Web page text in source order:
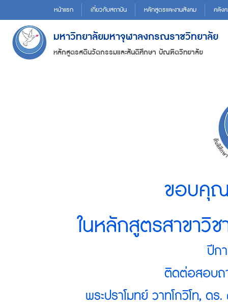
หน้าแรก เกี่ยวกับสถาบัน หลักสูตรและงานสังคม คลัง
มหาวิทยาลัยมหาจุฬาลงกรณราชวิทยาลัย
หลักสูตรสตินวัตกรรมและสันติศึกษา บัณฑิตวิทยาลัย
ขอบคุณ
ในหลักสูตรสาขาวิ
ปีก
ติดต่อสอบถ
พระปราโมทย์ วาทโกวิโท, ดร.